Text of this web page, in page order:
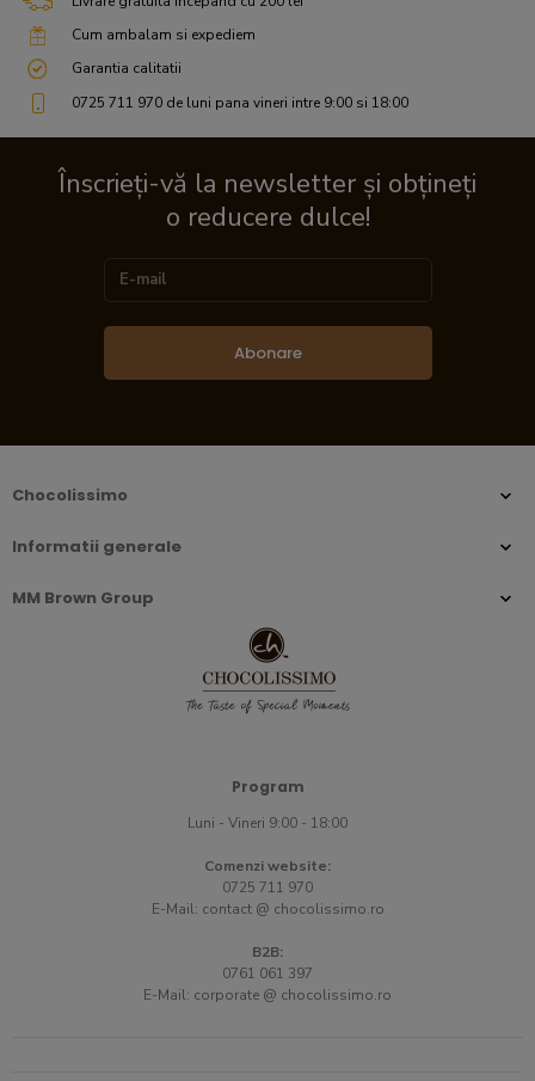
Cum ambalam si expediem
Garantia calitatii
0725 711 970 de luni pana vineri intre 9:00 si 18:00
Înscrieți-vă la newsletter și obțineți
o reducere dulce!
Abonare
Chocolissimo
Informatii generale
MM Brown Group
Program
Luni - Vineri 9:00 - 18:00
Comenzi website:
0725 711 970
E-Mail: contact @ chocolissimo.ro
B2B:
0761 061 397
E-Mail: corporate @ chocolissimo.ro